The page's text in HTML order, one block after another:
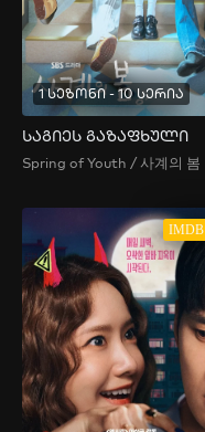
1 სეზონი - 10 სერია
საგიეს გაზაფხული
Spring of Youth / 사계의 봄